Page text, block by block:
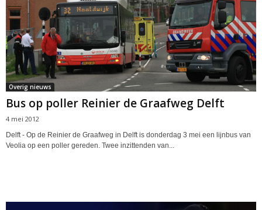
Overig nieuws
Bus op poller Reinier de Graafweg Delft
4 mei 2012
Delft - Op de Reinier de Graafweg in Delft is donderdag 3 mei een lijnbus van
Veolia op een poller gereden. Twee inzittenden van...